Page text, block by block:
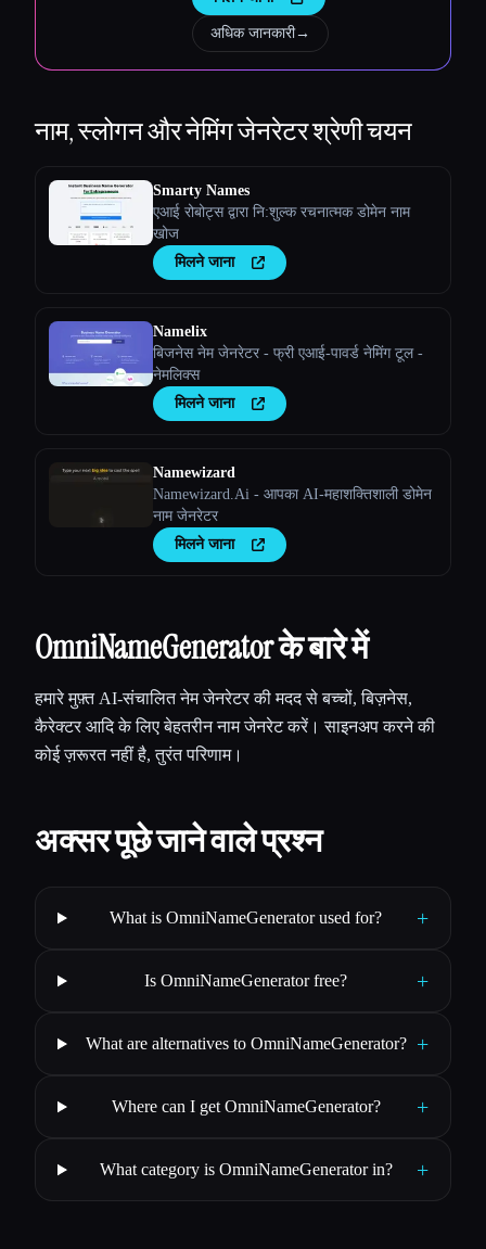
अधिक जानकारी→
नाम, स्लोगन और नेमिंग जेनरेटरश्रेणी चयन
Smarty Names
एआई रोबोट्स द्वारा नि:शुल्क रचनात्मक डोमेन नाम
खोज
मिलने जाना
Namelix
बिजनेस नेम जेनरेटर - फ्री एआई-पावर्ड नेमिंग टूल -
नेमलिक्स
मिलने जाना
Namewizard
Namewizard.Ai - आपका AI-महाशक्तिशाली डोमेन
नाम जेनरेटर
मिलने जाना
OmniNameGenerator के बारे में
हमारे मुफ़्त AI-संचालित नेम जेनरेटर की मदद से बच्चों, बिज़नेस,
कैरेक्टर आदि के लिए बेहतरीन नाम जेनरेट करें। साइनअप करने की
कोई ज़रूरत नहीं है, तुरंत परिणाम।
अक्सर पूछे जाने वाले प्रश्न
What is OmniNameGenerator used for? +
Is OmniNameGenerator free? +
What are alternatives to OmniNameGenerator? +
Where can I get OmniNameGenerator? +
What category is OmniNameGenerator in? +